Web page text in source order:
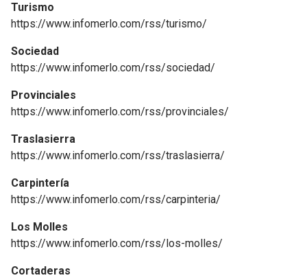
Turismo
https://www.infomerlo.com/rss/turismo/
Sociedad
https://www.infomerlo.com/rss/sociedad/
Provinciales
https://www.infomerlo.com/rss/provinciales/
Traslasierra
https://www.infomerlo.com/rss/traslasierra/
Carpintería
https://www.infomerlo.com/rss/carpinteria/
Los Molles
https://www.infomerlo.com/rss/los-molles/
Cortaderas